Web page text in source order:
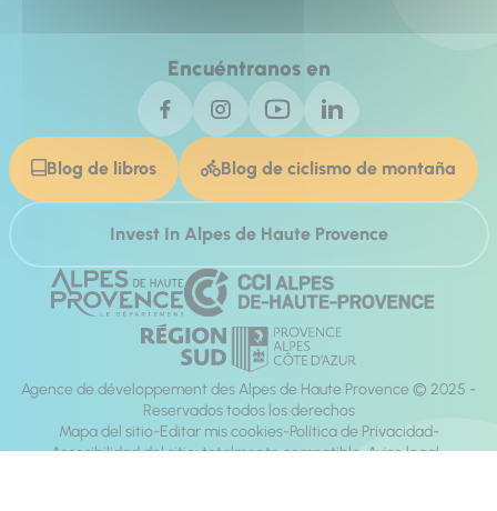
Encuéntranos en
Blog de libros Blog de ciclismo de montaña
Invest In Alpes de Haute Provence
Agence de développement des Alpes de Haute Provence © 2025 -
Reservados todos los derechos
Mapa del sitio Editar mis cookies Política de Privacidad
Accesibilidad del sitio: totalmente compatible Aviso legal